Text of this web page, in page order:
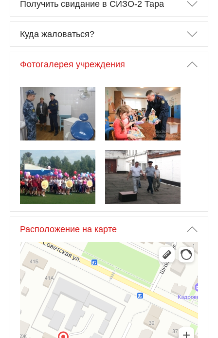
Получить свидание в СИЗО-2 Тара
Куда жаловаться?
Фотогалерея учреждения
Расположение на карте